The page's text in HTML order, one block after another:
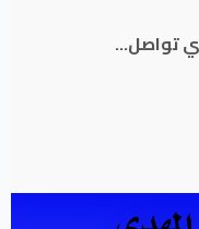
تواصل...